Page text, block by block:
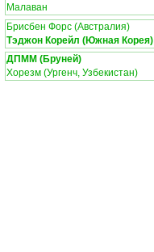
Малаван
Брисбен Форс (Австралия)
Тэджон Корейл (Южная Корея)
ДПММ (Бруней)
Хорезм (Ургенч, Узбекистан)